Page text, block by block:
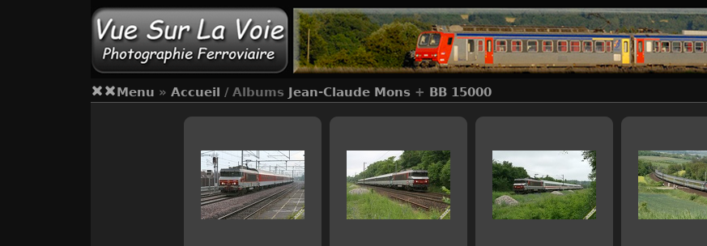
Menu » Accueil / Albums Jean-Claude Mons + BB 15000